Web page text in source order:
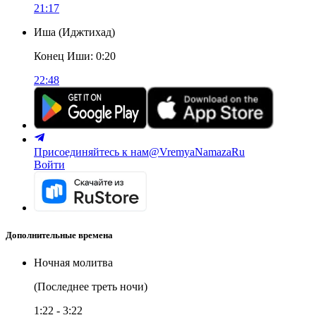
21:17
Иша (Иджтихад)
Конец Иши: 0:20
22:48
Присоединяйтесь к нам@VremyaNamazaRu
Войти
Дополнительные времена
Ночная молитва
(Последнее треть ночи)
1:22 - 3:22